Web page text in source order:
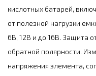
кислотных батарей,
от полезной нагрузки
6В, 12В и до 16В. Защита
обратной полярности.
напряжения элемента,